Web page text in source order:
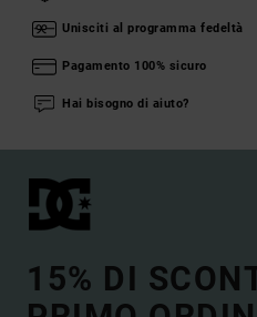
Unisciti al programma fedeltà
Pagamento 100% sicuro
Hai bisogno di aiuto?
15% DI